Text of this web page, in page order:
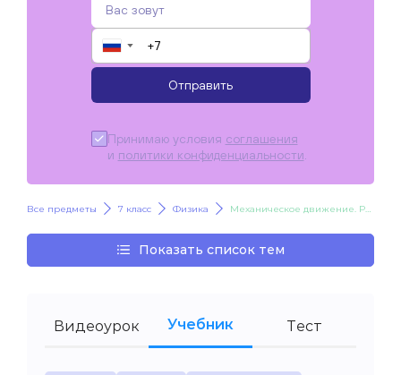
▼
Отправить
Принимаю условия соглашения
и политики конфиденциальности
Все предметы 7 класс Физика Механическое движение. Равномерное и неравномерное движение
Показать список тем
Видеоурок Учебник Тест